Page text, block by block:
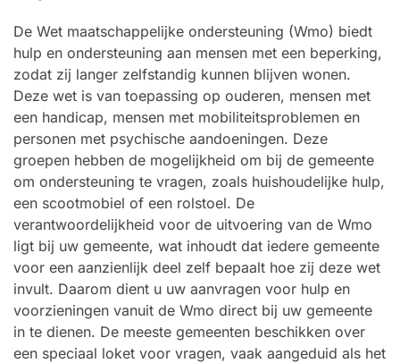
De Wet maatschappelijke ondersteuning (Wmo) biedt
hulp en ondersteuning aan mensen met een beperking,
zodat zij langer zelfstandig kunnen blijven wonen.
Deze wet is van toepassing op ouderen, mensen met
een handicap, mensen met mobiliteitsproblemen en
personen met psychische aandoeningen. Deze
groepen hebben de mogelijkheid om bij de gemeente
om ondersteuning te vragen, zoals huishoudelijke hulp,
een scootmobiel of een rolstoel. De
verantwoordelijkheid voor de uitvoering van de Wmo
ligt bij uw gemeente, wat inhoudt dat iedere gemeente
voor een aanzienlijk deel zelf bepaalt hoe zij deze wet
invult. Daarom dient u uw aanvragen voor hulp en
voorzieningen vanuit de Wmo direct bij uw gemeente
in te dienen. De meeste gemeenten beschikken over
een speciaal loket voor vragen, vaak aangeduid als het